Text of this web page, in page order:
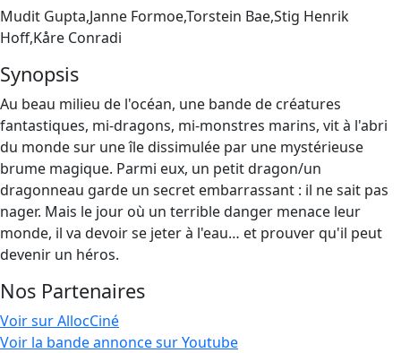
Mudit Gupta,Janne Formoe,Torstein Bae,Stig Henrik
Hoff,Kåre Conradi
Synopsis
Au beau milieu de l'océan, une bande de créatures
fantastiques, mi-dragons, mi-monstres marins, vit à l'abri
du monde sur une île dissimulée par une mystérieuse
brume magique. Parmi eux, un petit dragon/un
dragonneau garde un secret embarrassant : il ne sait pas
nager. Mais le jour où un terrible danger menace leur
monde, il va devoir se jeter à l'eau… et prouver qu'il peut
devenir un héros.
Nos Partenaires
Voir sur AllocCiné
Voir la bande annonce sur Youtube